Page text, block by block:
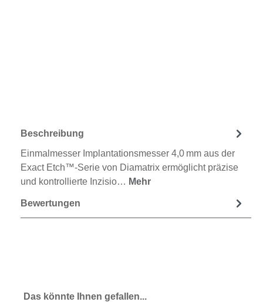
Beschreibung
Einmalmesser Implantationsmesser 4,0 mm aus der
Exact Etch™-Serie von Diamatrix ermöglicht präzise
und kontrollierte Inzisio… Mehr
Bewertungen
Produktgalerie überspringen
Das könnte Ihnen gefallen...